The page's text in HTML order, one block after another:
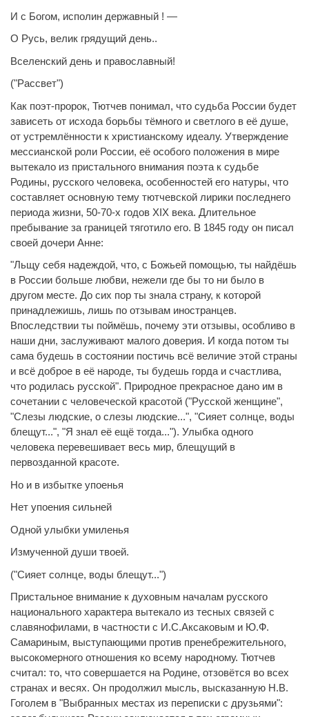
И с Богом, исполин державный ! —
О Русь, велик грядущий день..
Вселенский день и православный!
("Рассвет")
Как поэт-пророк, Тютчев понимал, что судьба России будет
зависеть от исхода борьбы тёмного и светлого в её душе,
от устремлённости к христианскому идеалу. Утверждение
мессианской роли России, её особого положения в мире
вытекало из пристального внимания поэта к судьбе
Родины, русского человека, особенностей его натуры, что
составляет основную тему тютчевской лирики последнего
периода жизни, 50-70-х годов XIX века. Длительное
пребывание за границей тяготило его. В 1845 году он писал
своей дочери Анне:
"Льщу себя надеждой, что, с Божьей помощью, ты найдёшь
в России больше любви, нежели где бы то ни было в
другом месте. До сих пор ты знала страну, к которой
принадлежишь, лишь по отзывам иностранцев.
Впоследствии ты поймёшь, почему эти отзывы, особливо в
наши дни, заслуживают малого доверия. И когда потом ты
сама будешь в состоянии постичь всё величие этой страны
и всё доброе в её народе, ты будешь горда и счастлива,
что родилась русской". Природное прекрасное дано им в
сочетании с человеческой красотой ("Русской женщине",
"Слезы людские, о слезы людские...", "Сияет солнце, воды
блещут...", "Я знал её ещё тогда..."). Улыбка одного
человека перевешивает весь мир, блещущий в
первозданной красоте.
Но и в избытке упоенья
Нет упоения сильней
Одной улыбки умиленья
Измученной души твоей.
("Сияет солнце, воды блещут...")
Пристальное внимание к духовным началам русского
национального характера вытекало из тесных связей с
славянофилами, в частности с И.С.Аксаковым и Ю.Ф.
Самариным, выступающими против пренебрежительного,
высокомерного отношения ко всему народному. Тютчев
считал: то, что совершается на Родине, отзовётся во всех
странах и весях. Он продолжил мысль, высказанную Н.В.
Гоголем в "Выбранных местах из переписки с друзьями":